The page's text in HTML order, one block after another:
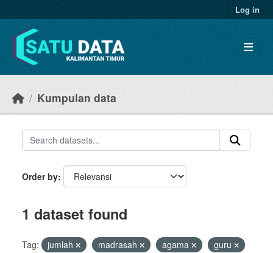
Log in
Kumpulan data
Order by
1 dataset found
Tag: jumlah madrasah agama
guru